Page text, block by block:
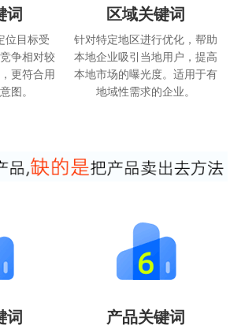
词
位目标受
争相对较
更符合用
图。
区域关键词
针对特定地区进行优化，帮助
本地企业吸引当地用户，提高
本地市场的曝光度。适用于有
地域性需求的企业。
词 产品关键词